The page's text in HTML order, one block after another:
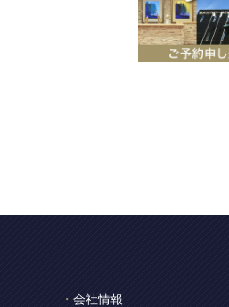
会社情報